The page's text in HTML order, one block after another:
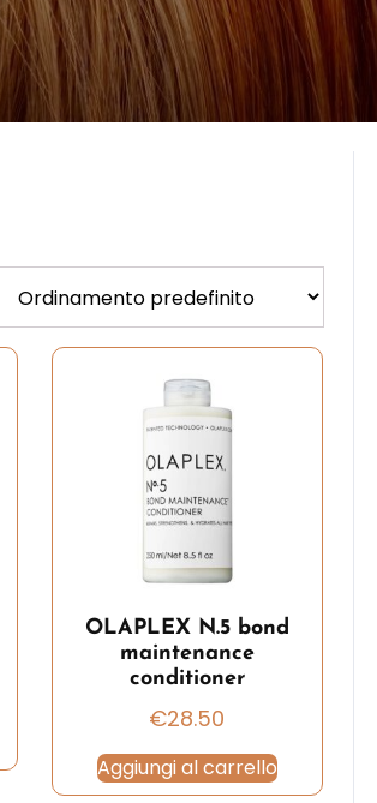
OLAPLEX N.5 bond
maintenance
conditioner
€28.50
Aggiungi al carrello